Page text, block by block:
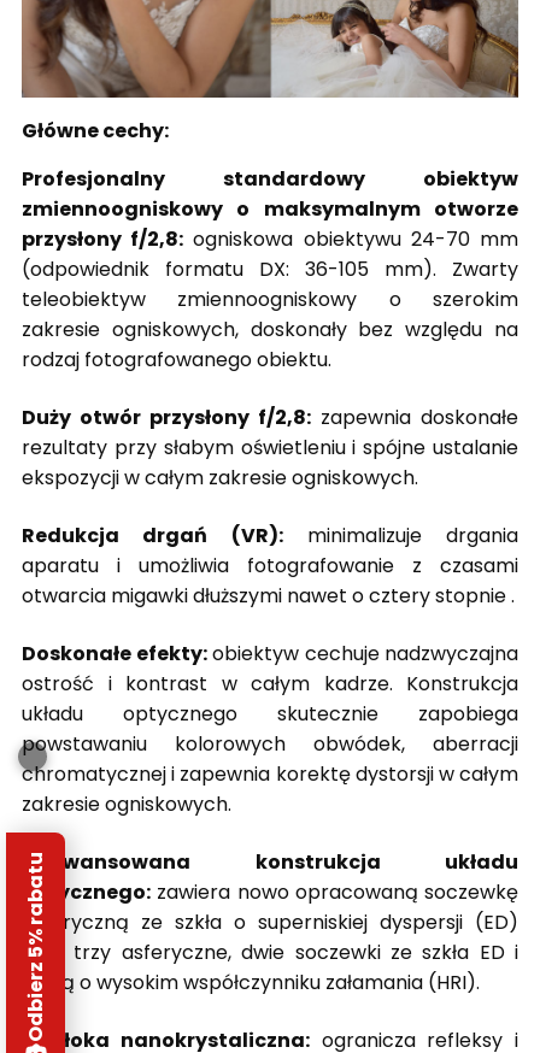
Główne cechy:
Profesjonalny standardowy obiektyw
zmiennoogniskowy o maksymalnym otworze
przysłony f/2,8: ogniskowa obiektywu 24-70 mm
(odpowiednik formatu DX: 36-105 mm). Zwarty
teleobiektyw zmiennoogniskowy o szerokim
zakresie ogniskowych, doskonały bez względu na
rodzaj fotografowanego obiektu.
Duży otwór przysłony f/2,8: zapewnia doskonałe
rezultaty przy słabym oświetleniu i spójne ustalanie
ekspozycji w całym zakresie ogniskowych.
Redukcja drgań (VR):minimalizuje drgania
aparatu i umożliwia fotografowanie z czasami
otwarcia migawki dłuższymi nawet o cztery stopnie .
Doskonałe efekty:obiektyw cechuje nadzwyczajna
ostrość i kontrast w całym kadrze. Konstrukcja
układu optycznego skutecznie zapobiega
powstawaniu kolorowych obwódek, aberracji
chromatycznej i zapewnia korektę dystorsji w całym
zakresie ogniskowych.
Zaawansowana konstrukcja układu
optycznego: zawiera nowo opracowaną soczewkę
asferyczną ze szkła o superniskiej dyspersji (ED)
oraz trzy asferyczne, dwie soczewki ze szkła ED i
jedną o wysokim współczynniku załamania (HRI).
Powłoka nanokrystaliczna:ogranicza refleksy i
Odbierz 5% rabatu